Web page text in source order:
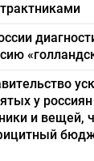
у
и вещей,